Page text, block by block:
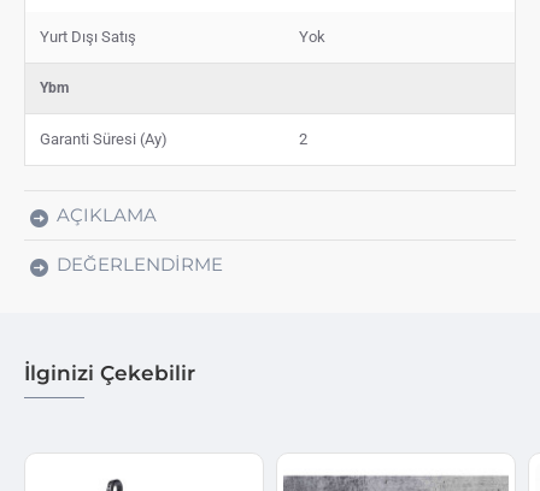
Yurt Dışı Satış Yok
Ybm
Garanti Süresi (Ay) 2
AÇIKLAMA
DEĞERLENDIRME
İlginizi Çekebilir